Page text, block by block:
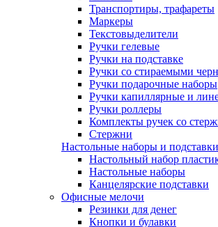
Транспортиры, трафареты
Маркеры
Текстовыделители
Ручки гелевые
Ручки на подставке
Ручки со стираемыми
Ручки подарочные наборы
Ручки капиллярные и
Ручки роллеры
Комплекты ручек со
Стержни
Настольные наборы и подставки
Настольный набор
Настольные наборы
Канцелярские подставки
Офисные мелочи
Резинки для денег
Кнопки и булавки